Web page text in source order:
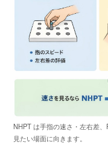
NHPT は手指の速さ・左右差
見たい場面に向きます。